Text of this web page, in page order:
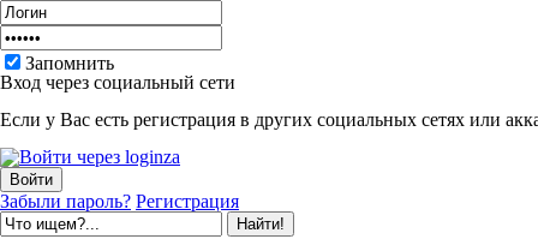
Запомнить
Вход через социальный сети
Если у Вас есть регистрация в других социальных сетях или
Забыли пароль? Регистрация